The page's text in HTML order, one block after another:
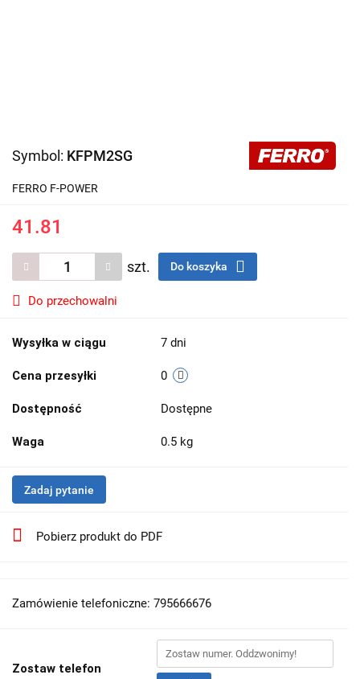
Symbol: KFPM2SG
FERRO F-POWER
41.81
szt. Do koszyka
Do przechowalni
Wysyłka w ciągu 7 dni
Cena przesyłki 0
Dostępność Dostępne
Waga 0.5 kg
Zadaj pytanie
Pobierz produkt do PDF
Zamówienie telefoniczne: 795666676
Zostaw telefon